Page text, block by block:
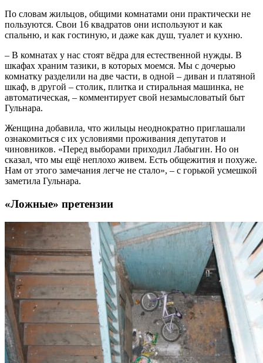
По словам жильцов, общими комнатами они практически не
пользуются. Свои 16 квадратов они используют и как
спальню, и как гостиную, и даже как душ, туалет и кухню.
– В комнатах у нас стоят вёдра для естественной нужды. В
шкафах храним тазики, в которых моемся. Мы с дочерью
комнатку разделили на две части, в одной – диван и платяной
шкаф, в другой – столик, плитка и стиральная машинка, не
автоматическая, – комментирует свой незамысловатый быт
Гульнара.
Женщина добавила, что жильцы неоднократно приглашали
ознакомиться с их условиями проживания депутатов и
чиновников. «Перед выборами приходил Лабыгин. Но он
сказал, что мы ещё неплохо живем. Есть общежития и похуже.
Нам от этого замечания легче не стало», – с горькой усмешкой
заметила Гульнара.
«Ложные» претензии